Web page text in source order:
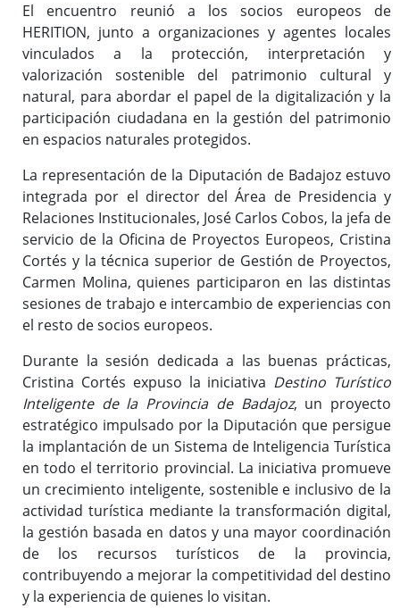
El encuentro reunió a los socios europeos de
HERITION, junto a organizaciones y agentes locales
vinculados a la protección, interpretación y
valorización sostenible del patrimonio cultural y
natural, para abordar el papel de la digitalización y la
participación ciudadana en la gestión del patrimonio
en espacios naturales protegidos.
La representación de la Diputación de Badajoz estuvo
integrada por el director del Área de Presidencia y
Relaciones Institucionales, José Carlos Cobos, la jefa de
servicio de la Oficina de Proyectos Europeos, Cristina
Cortés y la técnica superior de Gestión de Proyectos,
Carmen Molina, quienes participaron en las distintas
sesiones de trabajo e intercambio de experiencias con
el resto de socios europeos.
Durante la sesión dedicada a las buenas prácticas,
Cristina Cortés expuso la iniciativa Destino Turístico
Inteligente de la Provincia de Badajoz, un proyecto
estratégico impulsado por la Diputación que persigue
la implantación de un Sistema de Inteligencia Turística
en todo el territorio provincial. La iniciativa promueve
un crecimiento inteligente, sostenible e inclusivo de la
actividad turística mediante la transformación digital,
la gestión basada en datos y una mayor coordinación
de los recursos turísticos de la provincia,
contribuyendo a mejorar la competitividad del destino
y la experiencia de quienes lo visitan.